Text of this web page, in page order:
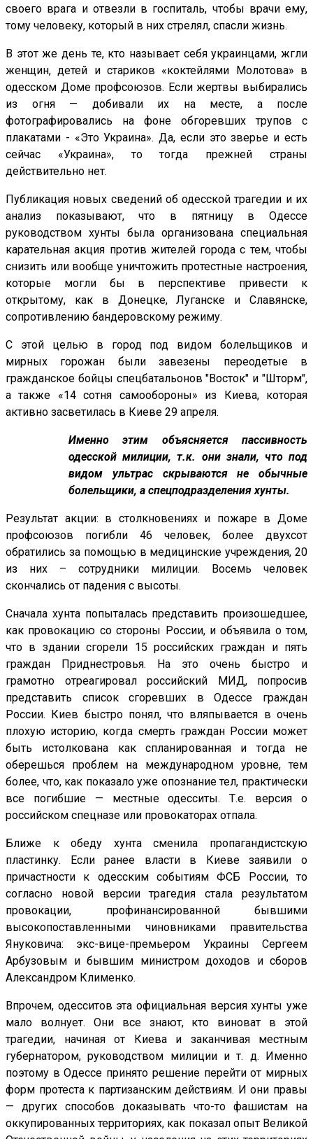
своего врага и отвезли в госпиталь, чтобы врачи ему,
тому человеку, который в них стрелял, спасли жизнь.
В этот же день те, кто называет себя украинцами, жгли
женщин, детей и стариков «коктейлями Молотова» в
одесском Доме профсоюзов. Если жертвы выбирались
из огня — добивали их на месте, а после
фотографировались на фоне обгоревших трупов с
плакатами - «Это Украина». Да, если это зверье и есть
сейчас «Украина», то тогда прежней страны
действительно нет.
Публикация новых сведений об одесской трагедии и их
анализ показывают, что в пятницу в Одессе
руководством хунты была организована специальная
карательная акция против жителей города с тем, чтобы
снизить или вообще уничтожить протестные настроения,
которые могли бы в перспективе привести к
открытому, как в Донецке, Луганске и Славянске,
сопротивлению бандеровскому режиму.
С этой целью в город под видом болельщиков и
мирных горожан были завезены переодетые в
гражданское бойцы спецбатальонов "Восток" и "Шторм",
а также «14 сотня самообороны» из Киева, которая
активно засветилась в Киеве 29 апреля.
Именно этим объясняется пассивность
одесской милиции, т.к. они знали, что под
видом ультрас скрываются не обычные
болельщики, а спецподразделения хунты.
Результат акции: в столкновениях и пожаре в Доме
профсоюзов погибли 46 человек, более двухсот
обратились за помощью в медицинские учреждения, 20
из них – сотрудники милиции. Восемь человек
скончались от падения с высоты.
Сначала хунта попыталась представить произошедшее,
как провокацию со стороны России, и объявила о том,
что в здании сгорели 15 российских граждан и пять
граждан Приднестровья. На это очень быстро и
грамотно отреагировал российский МИД, попросив
представить список сгоревших в Одессе граждан
России. Киев быстро понял, что вляпывается в очень
плохую историю, когда смерть граждан России может
быть истолкована как спланированная и тогда не
оберешься проблем на международном уровне, тем
более, что, как показало уже опознание тел, практически
все погибшие — местные одесситы. Т.е. версия о
российском спецназе или провокаторах отпала.
Ближе к обеду хунта сменила пропагандистскую
пластинку. Если ранее власти в Киеве заявили о
причастности к одесским событиям ФСБ России, то
согласно новой версии трагедия стала результатом
провокации, профинансированной бывшими
высокопоставленными чиновниками правительства
Януковича: экс-вице-премьером Украины Сергеем
Арбузовым и бывшим министром доходов и сборов
Александром Клименко.
Впрочем, одесситов эта официальная версия хунты уже
мало волнует. Они все знают, кто виноват в этой
трагедии, начиная от Киева и заканчивая местным
губернатором, руководством милиции и т. д. Именно
поэтому в Одессе принято решение перейти от мирных
форм протеста к партизанским действиям. И они правы
— других способов доказывать что-то фашистам на
оккупированных территориях, как показал опыт Великой